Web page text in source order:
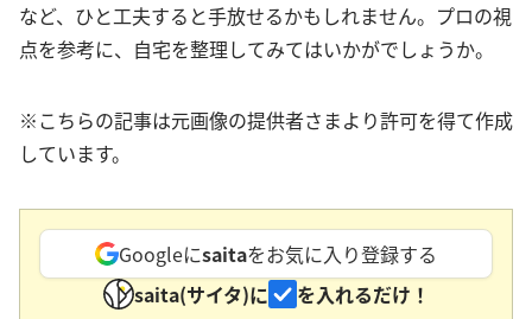
など、ひと工夫すると手放せるかもしれません。プロの視
点を参考に、自宅を整理してみてはいかがでしょうか。
※こちらの記事は元画像の提供者さまより許可を得て作成
しています。
Googleにsaitaをお気に入り登録する
saita(サイタ)に
を入れるだけ！